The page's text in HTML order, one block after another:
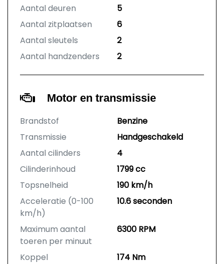
Aantal deuren
5
Aantal zitplaatsen
6
Aantal sleutels
2
Aantal handzenders
2
Motor en transmissie
Brandstof
Benzine
Transmissie
Handgeschakeld
Aantal cilinders
4
Cilinderinhoud
1799 cc
Topsnelheid
190 km/h
Acceleratie (0-100
km/h)
10.6 seconden
Maximum aantal
toeren per minuut
6300 RPM
Koppel
174 Nm